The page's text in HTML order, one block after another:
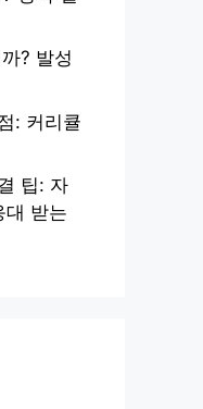
? 발성
: 커리큘
팁: 자
대 받는